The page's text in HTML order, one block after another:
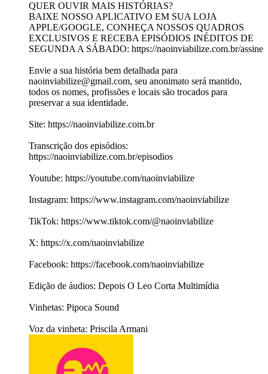
QUER OUVIR MAIS HISTÓRIAS?
BAIXE NOSSO APLICATIVO EM SUA LOJA
APPLE/GOOGLE, CONHEÇA NOSSOS QUADROS
EXCLUSIVOS E RECEBA EPISÓDIOS INÉDITOS DE
SEGUNDA A SÁBADO: https://naoinviabilize.com.br/assine
Envie a sua história bem detalhada para
naoinviabilize@gmail.com, seu anonimato será mantido,
todos os nomes, profissões e locais são trocados para
preservar a sua identidade.
Site: https://naoinviabilize.com.br
Transcrição dos episódios:
https://naoinviabilize.com.br/episodios
Youtube: https://youtube.com/naoinviabilize
Instagram: https://www.instagram.com/naoinviabilize
TikTok: https://www.tiktok.com/@naoinviabilize
X: https://x.com/naoinviabilize
Facebook: https://facebook.com/naoinviabilize
Edição de áudios: Depois O Leo Corta Multimídia
Vinhetas: Pipoca Sound
Voz da vinheta: Priscila Armani